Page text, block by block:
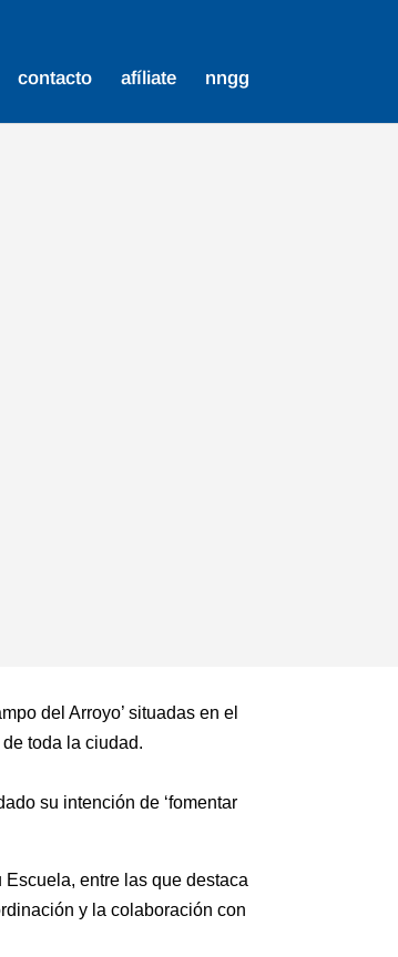
contacto afíliate nngg
del Arroyo’ situadas en el
toda la ciudad.
su intención de ‘fomentar
entre las que destaca
y la colaboración con